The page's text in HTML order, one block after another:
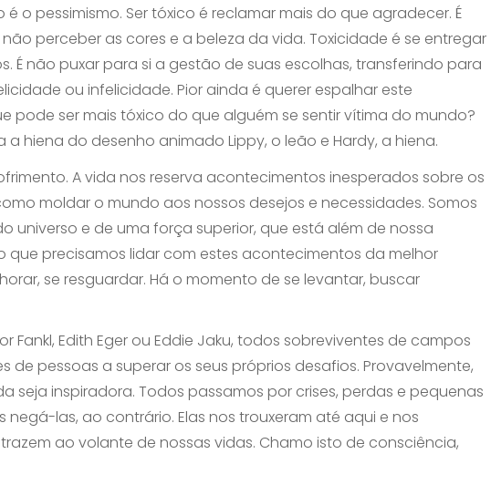
pessimismo. Ser tóxico é reclamar mais do que agradecer. É
perceber as cores e a beleza da vida. Toxicidade é se entregar
É não puxar para si a gestão de suas escolhas, transferindo para
ou infelicidade. Pior ainda é querer espalhar este
pode ser mais tóxico do que alguém se sentir vítima do mundo?
a hiena do desenho animado Lippy, o leão e Hardy, a hiena.
A vida nos reserva acontecimentos inesperados sobre os
moldar o mundo aos nossos desejos e necessidades. Somos
universo e de uma força superior, que está além de nossa
que precisamos lidar com estes acontecimentos da melhor
se resguardar. Há o momento de se levantar, buscar
Edith Eger ou Eddie Jaku, todos sobreviventes de campos
de pessoas a superar os seus próprios desafios. Provavelmente,
seja inspiradora. Todos passamos por crises, perdas e pequenas
las, ao contrário. Elas nos trouxeram até aqui e nos
ao volante de nossas vidas. Chamo isto de consciência,